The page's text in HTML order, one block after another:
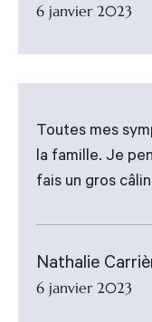
6 janvier 2023
Toutes mes
la famille. Je
fais un gros
Nathalie
6 janvier 2023